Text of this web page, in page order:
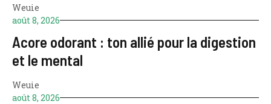
Weuie
août 8, 2026
Acore odorant : ton allié pour la digestion
et le mental
Weuie
août 8, 2026